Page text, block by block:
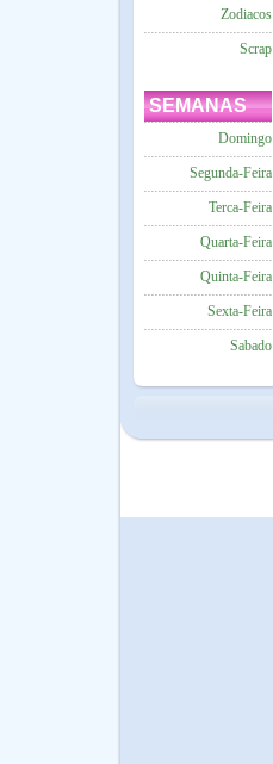
Zodiacos
Scrap
SEMANAS
Domingo
Segunda-Feira
Terca-Feira
Quarta-Feira
Quinta-Feira
Sexta-Feira
Sabado